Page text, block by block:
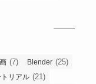
(7) Blender (25)
リアル (21)